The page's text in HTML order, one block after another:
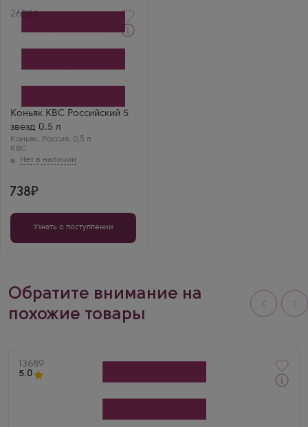
Артикул
26086
Коньяк КВС Российский 5
звезд 0.5 л
Коньяк, Россия, 0,5 л
КВС
Производитель
738
Узнать о поступлении
Обратите внимание на
похожие товары
Артикул
13689
5.0